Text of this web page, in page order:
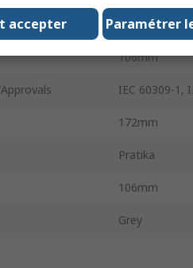
IP44
106mm
IEC 60309-1,
172mm
Pratika
106mm
Grey
accepter Paramétrer